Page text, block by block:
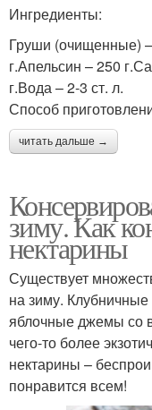
Ингредиенты:
Груши (очищенные)
г.Апельсин – 250
г.Вода – 2-3 ст. л.
Способ
читать дальше →
зиму. Как
нектарины
Существует
на зиму.
яблочные джемы со
чего-то более
нектарины –
понравится всем!